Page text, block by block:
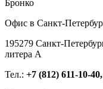
Бронко
Офис в Санкт-
195279 Санкт-
литера А
Тел.: +7 (812) 611-10-